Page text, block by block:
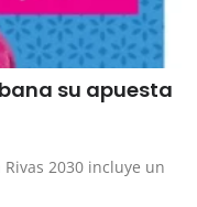
su apuesta
2030 incluye un